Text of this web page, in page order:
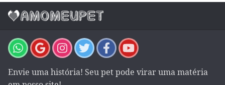
Envie uma história! Seu pet pode virar uma matéria